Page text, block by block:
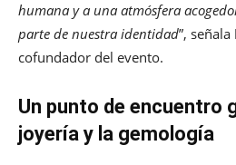
humana y a una atmósfera
parte de nuestra identidad”, señala
cofundador del evento.
Un punto de encuentro
joyería y la gemología